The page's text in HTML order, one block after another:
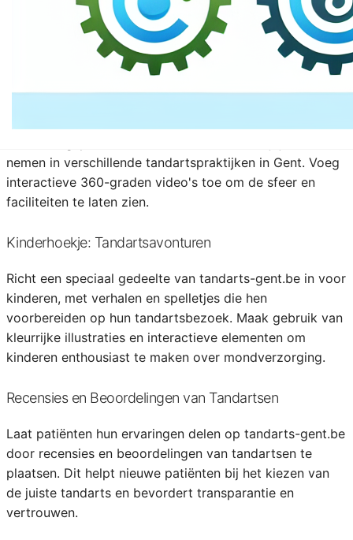
een stralende glimlach, bespreek de nieuwste trends in
de tandheelkunde en interview lokale tandartsen voor
hun professionele inzichten.
nemen in verschillende tandartspraktijken in Gent. Voeg
interactieve 360-graden video's toe om de sfeer en
faciliteiten te laten zien.
Kinderhoekje: Tandartsavonturen
Richt een speciaal gedeelte van tandarts-gent.be in voor
kinderen, met verhalen en spelletjes die hen
voorbereiden op hun tandartsbezoek. Maak gebruik van
kleurrijke illustraties en interactieve elementen om
kinderen enthousiast te maken over mondverzorging.
Recensies en Beoordelingen van Tandartsen
Laat patiënten hun ervaringen delen op tandarts-gent.be
door recensies en beoordelingen van tandartsen te
plaatsen. Dit helpt nieuwe patiënten bij het kiezen van
de juiste tandarts en bevordert transparantie en
vertrouwen.